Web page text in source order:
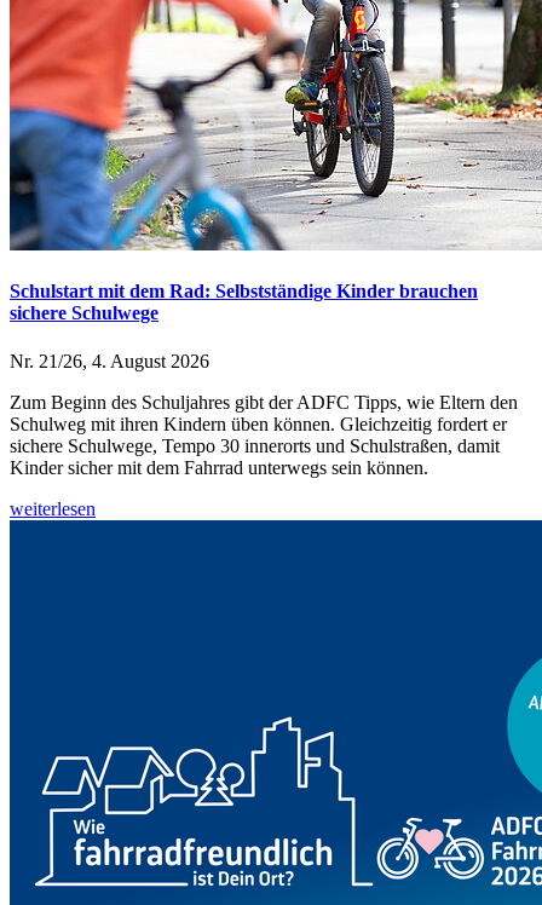
Schulstart mit dem Rad: Selbstständige Kinder brauchen
sichere Schulwege
Nr. 21/26, 4. August 2026
Zum Beginn des Schuljahres gibt der ADFC Tipps, wie Eltern den
Schulweg mit ihren Kindern üben können. Gleichzeitig fordert er
sichere Schulwege, Tempo 30 innerorts und Schulstraßen, damit
Kinder sicher mit dem Fahrrad unterwegs sein können.
weiterlesen